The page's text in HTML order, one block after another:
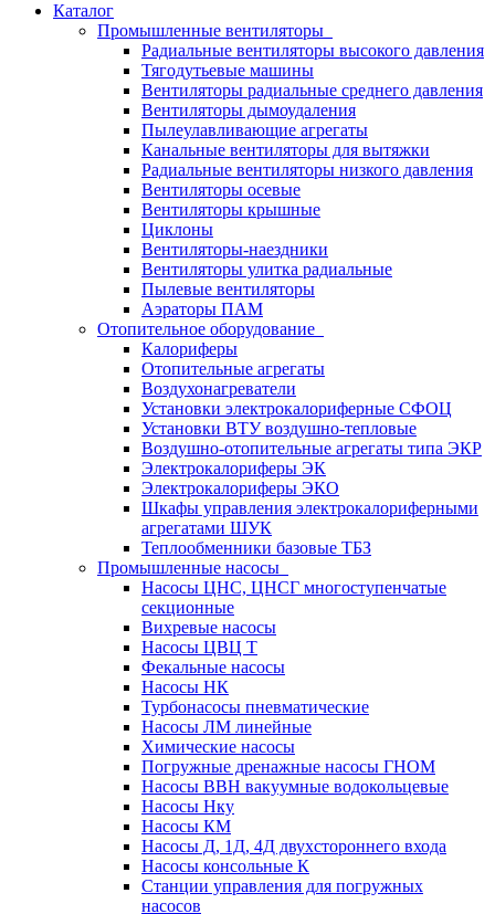
Каталог
Промышленные вентиляторы
Радиальные вентиляторы высокого давления
Тягодутьевые машины
Вентиляторы радиальные среднего давления
Вентиляторы дымоудаления
Пылеулавливающие агрегаты
Канальные вентиляторы для вытяжки
Радиальные вентиляторы низкого давления
Вентиляторы осевые
Вентиляторы крышные
Циклоны
Вентиляторы-наездники
Вентиляторы улитка радиальные
Пылевые вентиляторы
Аэраторы ПАМ
Отопительное оборудование
Калориферы
Отопительные агрегаты
Воздухонагреватели
Установки электрокалориферные СФОЦ
Установки ВТУ воздушно-тепловые
Воздушно-отопительные агрегаты типа ЭКР
Электрокалориферы ЭК
Электрокалориферы ЭКО
Шкафы управления электрокалориферными
агрегатами ШУК
Теплообменники базовые ТБЗ
Промышленные насосы
Насосы ЦНС, ЦНСГ многоступенчатые
секционные
Вихревые насосы
Насосы ЦВЦ Т
Фекальные насосы
Насосы НК
Турбонасосы пневматические
Насосы ЛМ линейные
Химические насосы
Погружные дренажные насосы ГНОМ
Насосы ВВН вакуумные водокольцевые
Насосы Нку
Насосы КМ
Насосы Д, 1Д, 4Д двухстороннего входа
Насосы консольные К
Станции управления для погружных
насосов